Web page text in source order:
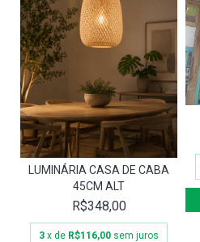
LUMINÁRIA CASA DE CABA
45CM ALT
R$348,00
3 x de R$116,00 sem juros